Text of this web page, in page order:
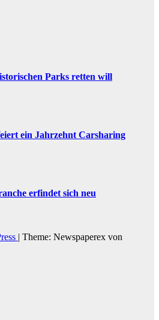
Parks retten will
ein Jahrzehnt Carsharing
erfindet sich neu
| Theme: Newspaperex von